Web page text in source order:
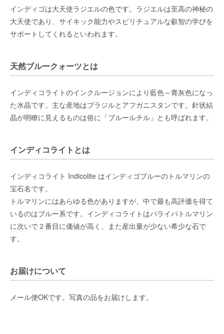
インディゴは大天使ラジエルの色です。ラジエルは至高の神秘の
大天使であり、サイキック能力やスピリチュアルな叡智の学びを
サポートしてくれるといわれます。
天然ブルークォーツとは
インディコライトのインクルージョンにより藍色～青灰色になっ
た水晶です。主な産地はブラジルとアフガニスタンです。針状結
晶が明瞭に見えるものは俗に「ブルールチル」とも呼ばれます。
インディコライトとは
インディコライト Indicolite はインディゴブルーのトルマリンの
宝石名です。
トルマリンにはあらゆる色がありますが、中で最も高評価を得て
いるのはブルー系です。インディコライトはパライバトルマリン
に次いで２番目に価値が高く、また産出量が少ない希少な石で
す。
お届けについて
メール便OKです。写真の品をお届けします。